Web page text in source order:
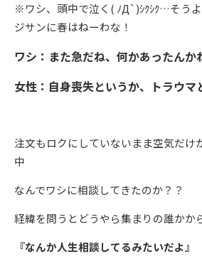
※ワシ、頭中で泣く ( ﾉД`)ｼｸｼｸ…そう
ジサンに春はねーわな！
ワシ：また急だね、何かあったんか
女性：自身喪失というか、トラウマ
注文もロクにしていないまま空気だけ
中
なんでワシに相談してきたのか？？
経緯を問うとどうやら集まりの誰かか
『なんか人生相談してるみたいだよ』